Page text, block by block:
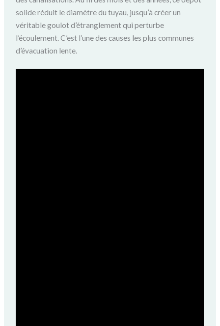
solide réduit le diamètre du tuyau, jusqu’à créer un
véritable goulot d’étranglement qui perturbe
l’écoulement. C’est l’une des causes les plus communes
d’évacuation lente.